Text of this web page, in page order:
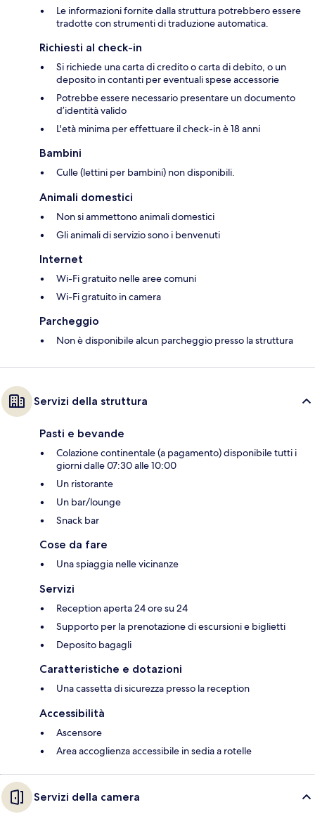
Le informazioni fornite dalla struttura potrebbero essere
tradotte con strumenti di traduzione automatica.
Richiesti al check-in
Si richiede una carta di credito o carta di debito, o un
deposito in contanti per eventuali spese accessorie
Potrebbe essere necessario presentare un documento
d’identità valido
L'età minima per effettuare il check-in è 18 anni
Bambini
Culle (lettini per bambini) non disponibili.
Animali domestici
Non si ammettono animali domestici
Gli animali di servizio sono i benvenuti
Internet
Wi-Fi gratuito nelle aree comuni
Wi-Fi gratuito in camera
Parcheggio
Non è disponibile alcun parcheggio presso la struttura
Servizi della struttura
Pasti e bevande
Colazione continentale (a pagamento) disponibile tutti i
giorni dalle 07:30 alle 10:00
Un ristorante
Un bar/lounge
Snack bar
Cose da fare
Una spiaggia nelle vicinanze
Servizi
Reception aperta 24 ore su 24
Supporto per la prenotazione di escursioni e biglietti
Deposito bagagli
Caratteristiche e dotazioni
Una cassetta di sicurezza presso la reception
Accessibilità
Ascensore
Area accoglienza accessibile in sedia a rotelle
Servizi della camera